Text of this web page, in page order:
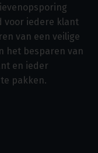
voor iedere klant
van een veilige
het besparen van
en ieder
pakken.